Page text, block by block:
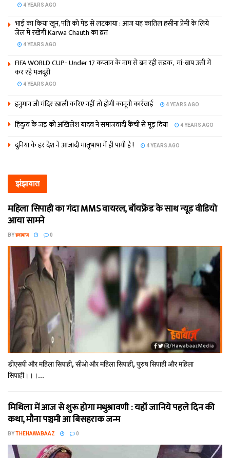
4 YEARS AGO
भाई का किया खून, पति को पेड़ से लटकाया : आज यह कातिल हसीना प्रेमी के लिये
जेल में रखेगी Karwa Chauth का व्रत
4 YEARS AGO
FIFA WORLD CUP- Under 17 कप्‍तान के नाम से बन रही सड़क, मां-बाप उसी में
कर रहे मजदूरी
4 YEARS AGO
हनुमान जी मंदिर खाली करिए नहीं तो होगी कानूनी कार्रवाई 4 YEARS AGO
हिंदुत्व के जड़ को अखिलेश यादव ने समाजवादी कैंची से मूड़ दिया 4 YEARS AGO
दुनिया के हर देश ने आजादी मातृभाषा में ही पायी है ! 4 YEARS AGO
झंझावात
महिला सिपाही का गंदा MMS वायरल, बॉयफ्रेंड के साथ न्यूड वीडियो
आया सामने
BYहवाबाज़ 0
डीएसपी और महिला सिपाही, सीओ और महिला सिपाही, पुरुष सिपाही और महिला
सिपाही।।।...
मिथि‍ला में आज से शुरू होगा मधुश्रावणी : यहॉं जानिये पहले दिन की
कथा, मौना पञ्चमी आ बिसहराक जन्म
BYTHEHAWABAAZ 0